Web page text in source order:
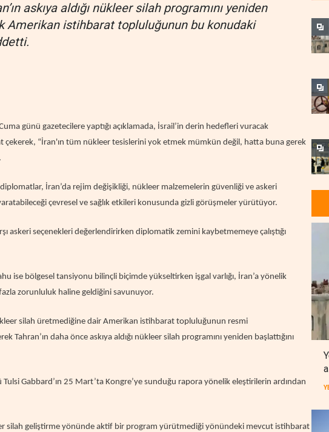
askıya aldığı nükleer silah programını yeniden
Amerikan istihbarat topluluğunun bu konudaki
günü gazetecilere yaptığı açıklamada, İsrail’in derin hedefleri vuracak
çekerek, “İran'ın tüm nükleer tesislerini yok etmek mümkün değil, hatta buna gerek
diplomatlar, İran’da rejim değişikliği, nükleer malzemelerin güvenliği ve askeri
çevresel ve sağlık etkileri konusunda gizli görüşmeler yürütüyor.
askeri seçenekleri değerlendirirken diplomatik zemini kaybetmemeye çalıştığı
ise bölgesel tansiyonu bilinçli biçimde yükseltirken işgal varlığı, İran’a yönelik
zorunluluk haline geldiğini savunuyor.
silah üretmediğine dair Amerikan istihbarat topluluğunun resmi
Tahran’ın daha önce askıya aldığı nükleer silah programını yeniden başlattığını
Tulsi Gabbard’ın 25 Mart’ta Kongre’ye sunduğu rapora yönelik eleştirilerin ardından
silah geliştirme yönünde aktif bir program yürütmediği yönündeki mevcut istihbarat